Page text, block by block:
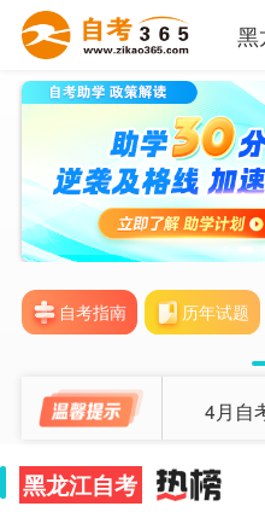
黑
自考指南 历年试题
4月自
黑龙江自考